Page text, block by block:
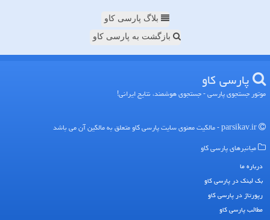
بلاگ پارسی کاو
بازگشت به پارسی کاو
پارسی كاو
موتور جستجوی پارسی - جستجوی هوشمند، نتایج ایرانی!
میانبرهای پارسی كاو
درباره ما
بک لینک در پارسی كاو
رپورتاژ در پارسی كاو
مطالب پارسی كاو